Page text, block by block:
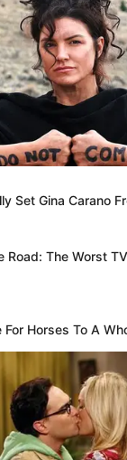
Set Gina Carano
Road: The Worst
For Horses To A